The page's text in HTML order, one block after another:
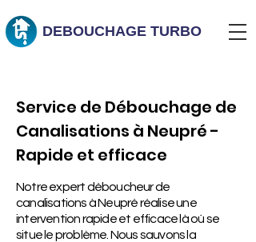
DEBOUCHAGE TURBO
Service de Débouchage de
Canalisations à Neupré -
Rapide et efficace
Notre expert déboucheur de
canalisations à Neupré réalise une
intervention rapide et efficace là où se
situe le problème. Nous sauvons la